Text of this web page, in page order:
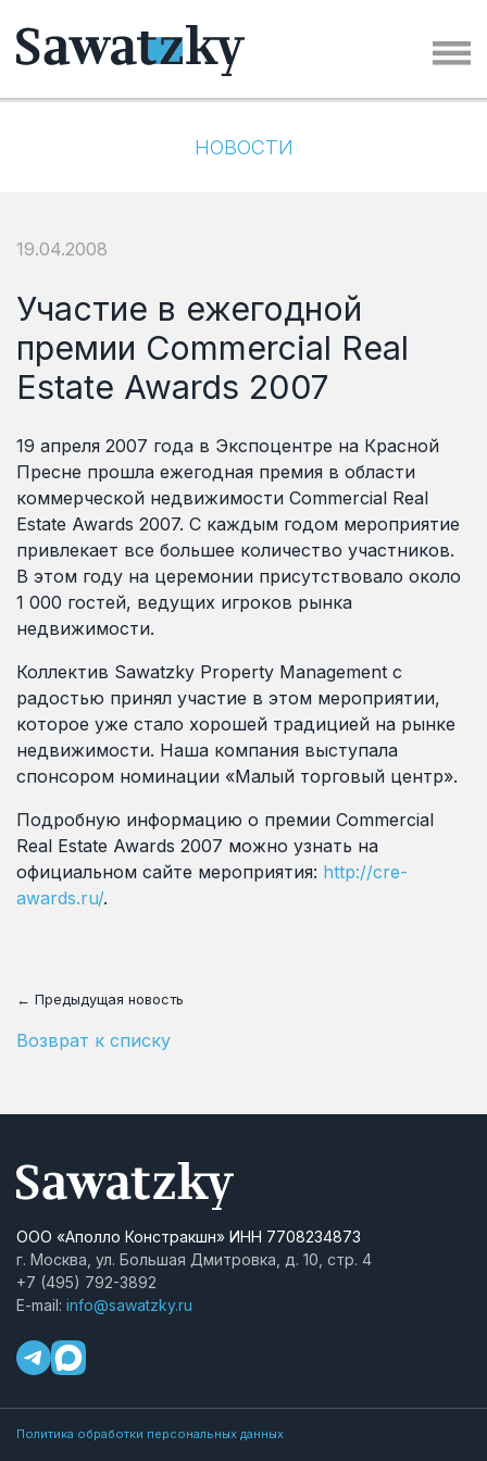
НОВОСТИ
19.04.2008
Участие в ежегодной
премии Commercial Real
Estate Awards 2007
19 апреля 2007 года в Экспоцентре на Красной
Пресне прошла ежегодная премия в области
коммерческой недвижимости Commercial Real
Estate Awards 2007. С каждым годом мероприятие
привлекает все большее количество участников.
В этом году на церемонии присутствовало около
1 000 гостей, ведущих игроков рынка
недвижимости.
Коллектив Sawatzky Property Management с
радостью принял участие в этом мероприятии,
которое уже стало хорошей традицией на рынке
недвижимости. Наша компания выступала
спонсором номинации «Малый торговый центр».
Подробную информацию о премии Commercial
Real Estate Awards 2007 можно узнать на
официальном сайте мероприятия: http://cre-
awards.ru/.
← Предыдущая новость
Возврат к списку
ООО «Аполло Констракшн» ИНН 7708234873
г. Москва, ул. Большая Дмитровка, д. 10, стр. 4
+7 (495) 792-3892
E-mail: info@sawatzky.ru
Политика обработки персональных данных